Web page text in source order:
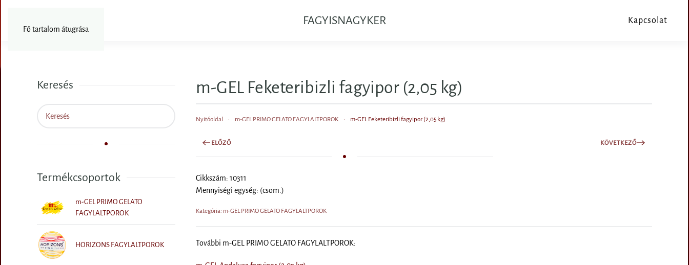
Fő tartalom átugrása
FAGYISNAGYKER Kapcsolat
m-GEL Feketeribizli fagyipor (2,05 kg)
Nyitóoldal m-GEL PRIMO GELATO FAGYLALTPOROK m-GEL Feketeribizli fagyipor (2,05 kg)
ELŐZŐ KÖVETKEZŐ
Cikkszám: 10311
Mennyiségi egység: (csom.)
Kategória: m-GEL PRIMO GELATO FAGYLALTPOROK
További m-GEL PRIMO GELATO FAGYLALTPOROK:
Keresés
Termékcsoportok
m-GEL PRIMO GELATO
FAGYLALTPOROK
HORIZONS FAGYLALTPOROK